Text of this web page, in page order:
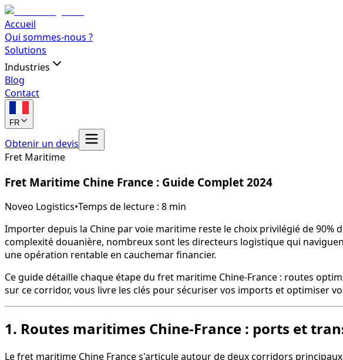
Accueil
Qui sommes-nous ?
Solutions
Industries
Blog
Contact
FR
Obtenir un devis
Fret Maritime
Fret Maritime Chine France : Guide Complet 2024
Noveo Logistics•Temps de lecture : 8 min
Importer depuis la Chine par voie maritime reste le choix privilégié de
complexité douanière, nombreux sont les directeurs logistique qui
une opération rentable en cauchemar financier.
Ce guide détaille chaque étape du fret maritime Chine-France : routes
sur ce corridor, vous livre les clés pour sécuriser vos imports et optimiser
1. Routes maritimes Chine-France : ports et
Le fret maritime Chine France s'articule autour de deux corridors